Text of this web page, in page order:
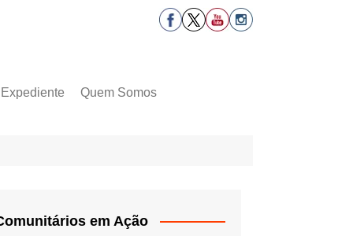
Expediente Quem Somos
em Ação